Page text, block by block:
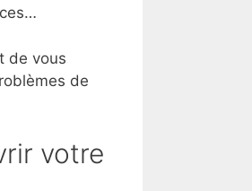
de vous
de
votre